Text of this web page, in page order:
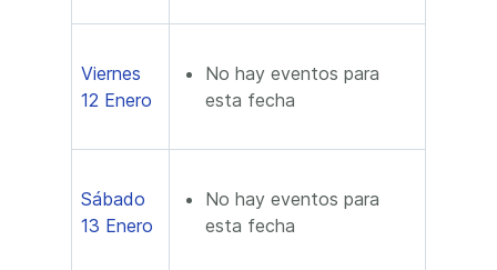
Viernes
12 Enero
No hay eventos para
esta fecha
Sábado
13 Enero
No hay eventos para
esta fecha